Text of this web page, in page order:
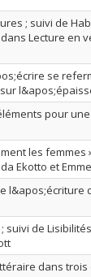
; suivi de
Lecture en
se
pour
les
Ekotto et
l&apos;écriture
suivi de
dans trois